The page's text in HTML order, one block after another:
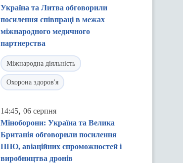
Україна та Литва обговорили
посилення співпраці в межах
міжнародного медичного
партнерства
Міжнародна діяльність
Охорона здоров'я
14:45, 06 серпня
Міноборони: Україна та Велика
Британія обговорили посилення
ППО, авіаційних спроможностей і
виробництва дронів